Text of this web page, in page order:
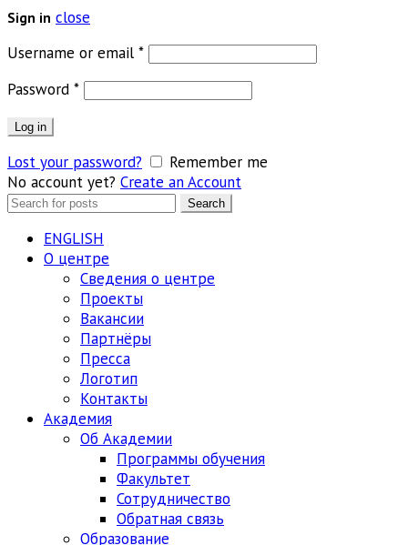
Sign in close
Username or email *Обязательно
Password *Обязательно
Log in
Lost your password?
Remember me
No account yet? Create an Account
Search
Search
ENGLISH
О центре
Сведения о центре
Проекты
Вакансии
Партнёры
Пресса
Логотип
Контакты
Академия
Об Академии
Программы обучения
Факультет
Сотрудничество
Обратная связь
Образование